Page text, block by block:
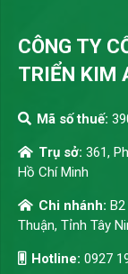
CÔNG TY
TRIỂN KIM
Mã số thuế:
Trụ sở: 361,
Hồ Chí Minh
Chi nhánh:
Thuận, Tỉnh Tây
Hotline: 0927